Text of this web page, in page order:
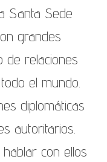
Santa Sede
grandes
de relaciones
el mundo.
diplomáticas
autoritarios.
con ellos